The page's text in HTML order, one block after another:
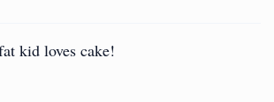
kid loves cake!